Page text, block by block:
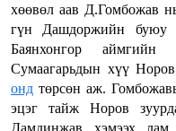
хөөвөл аав Д.Гомбожав
гүн Дашдоржийн буюу
Баянхонгор аймгийн
Сумаагарьдын хүү Норов
онд төрсөн аж.
эцэг тайж Норов
Дамдинжав хэмээх